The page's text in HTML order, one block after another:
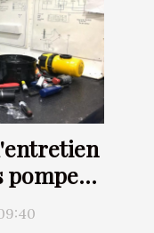
pompes